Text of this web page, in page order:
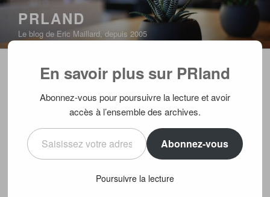
Aller
contenu
principal
PRLAND
Le blog de Eric Maillard, depuis 2005
PUBLIÉ
04/11/2005 PARERIC
Ils sont partout…
checker mes messages et parcourir mes blogs préférés, je
décide de déconnecter et me prépare à tenter de
télé pour précipiter un début de sentiment
En savoir plus sur PRland
Abonnez-vous pour poursuivre la lecture et avoir
accès à l’ensemble des archives.
Saisissez votre adresse e-mail…
Abonnez-vous
Poursuivre la lecture